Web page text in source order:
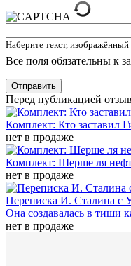
Наберите текст, изображённый
Все поля обязательны к
Отправить
Перед публикацией
Комплект: Кто заставил
нет в продаже
Комплект: Шерше ля
нет в продаже
Переписка И. Сталина с
Она создавалась в тиши
нет в продаже